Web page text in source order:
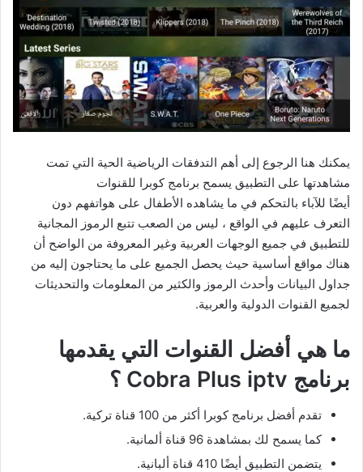
يمكنك هنا الرجوع إلى أهم التدفقات الرياضية الحية التي تمت
مشاهدتها على التطبيق يسمح برنامج كوبرا للقنوات
أيضًا للآباء بالتحكم في ما يشاهده الأطفال على هواتفهم دون
التعرف عليهم في الواقع ، ليس من الصعب تتبع الرموز المجانية
للتطبيق في جميع الوجهات العربية وغير المعروفة من الواضح أن
هناك مواقع أساسية حيث يحصل الجميع على ما يحتاجون إليه من
جداول البيانات وأحدث الرموز والكثير من المعلومات والتحديثات
لجميع القنوات الدولية والعربية.
ما هي أفضل القنوات التي يقدمها
برنامج Cobra Plus iptv ؟
تقدم أفضل برنامج كوبرا أكثر من 100 قناة تركية.
كما يسمح لك بمشاهدة 96 قناة ألمانية.
يتضمن التطبيق أيضًا 410 قناة ألبانية.